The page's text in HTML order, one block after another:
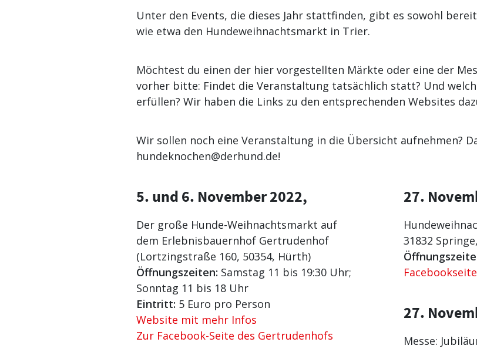
Unter den Events, die dieses Jahr stattfinden, gibt es sowohl
wie etwa den Hundeweihnachtsmarkt in Trier.
Möchtest du einen der hier vorgestellten Märkte oder eine der
vorher bitte: Findet die Veranstaltung tatsächlich statt? Und
erfüllen? Wir haben die Links zu den entsprechenden Websites
Wir sollen noch eine Veranstaltung in die Übersicht aufnehmen?
hundeknochen@derhund.de!
5. und 6. November 2022,
Der große Hunde-Weihnachtsmarkt auf
dem Erlebnisbauernhof Gertrudenhof
(Lortzingstraße 160, 50354, Hürth)
Öffnungszeiten: Samstag 11 bis 19:30 Uhr;
Sonntag 11 bis 18 Uhr
Eintritt: 5 Euro pro Person
Website mit mehr Infos
Zur Facebook-Seite des Gertrudenhofs
27.
31832
27.
Messe: